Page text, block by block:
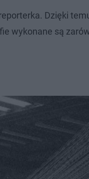
Dzięki
wykonane są